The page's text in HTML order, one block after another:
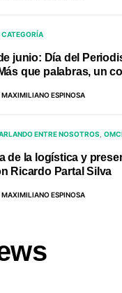
CATEGORÍA
junio: Día del
que palabras, un
MAXIMILIANO ESPINOSA
ENTRE NOSOTROS
de la logística y
Ricardo Partal Silva
MAXIMILIANO ESPINOSA